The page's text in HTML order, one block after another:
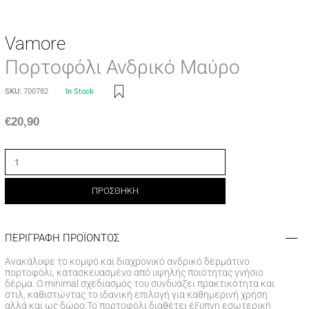
Vamore
Πορτοφόλι Ανδρικό Μαύρο
SKU: 700782 In Stock
€20,90
ΠΡΟΣΘΗΚΗ
ΠΕΡΙΓΡΑΦΗ ΠΡΟΪΟΝΤΟΣ
Ανακάλυψε το κομψό και διαχρονικό ανδρικό δερμάτινο
πορτοφόλι, κατασκευασμένο από υψηλής ποιότητας γνήσιο
δέρμα. Ο minimal σχεδιασμός του συνδυάζει πρακτικότητα και
στιλ, καθιστώντας το ιδανική επιλογή για καθημερινή χρήση
αλλά και ως δώρο.Το πορτοφόλι διαθέτει έξυπνη εσωτερική